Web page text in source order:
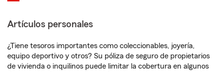
Artículos personales
¿Tiene tesoros importantes como coleccionables, joyería,
equipo deportivo y otros? Su póliza de seguro de propietarios
de vivienda o inquilinos puede limitar la cobertura en algunos